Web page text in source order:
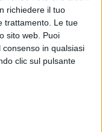
richiedere il tuo
trattamento. Le tue
sito web. Puoi
in qualsiasi
clic sul pulsante
Una fattiva
e cittadini
Vittoria e
un